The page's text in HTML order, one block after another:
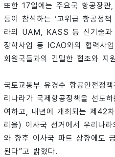
또한 17일에는 주요국 항공장관
등이 참석하는 ‘고위급 항공정
라의 UAM, KASS 등 신기술과
장학사업 등 ICAO와의 협력사
회원국들과의 긴밀한 협조와 지
국토교통부 유경수 항공안전정
리나라가 국제항공정책을 선도
여하고, 내년에 개최되는 제42
리올) 이사국 선거에서 우리나
와 향후 이사국 파트 상향에도
된다”고 밝혔다.